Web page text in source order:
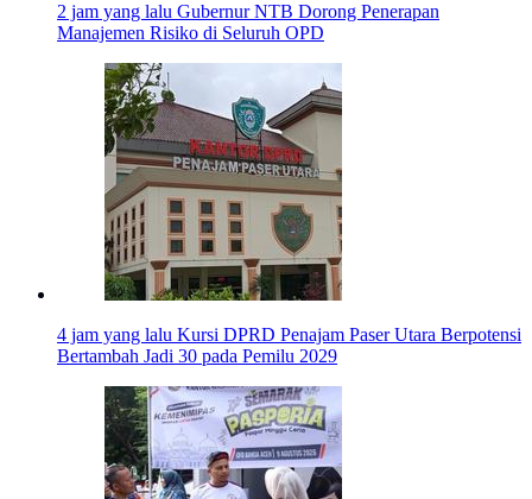
2 jam yang lalu Gubernur NTB Dorong Penerapan
Manajemen Risiko di Seluruh OPD
4 jam yang lalu Kursi DPRD Penajam Paser Utara Berpotensi
Bertambah Jadi 30 pada Pemilu 2029